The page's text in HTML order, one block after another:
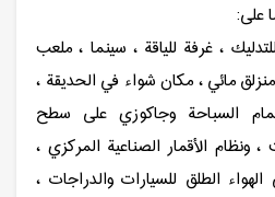
على:
، غرفة للياقة ، سينما ، ملعب
مائي ، مكان شواء في الحديقة ،
السباحة وجاكوزي على سطح
ونظام الأقمار الصناعية المركزي ،
الطلق للسيارات والدراجات ،